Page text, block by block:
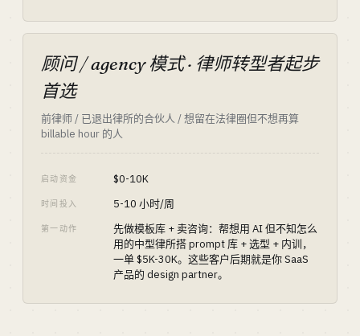
顾问 / agency 模式 · 律师转型者起步
首选
前律师 / 已退出律所的合伙人 / 想留在法律圈但不想再算
billable hour 的人
启动资金 $0-10K
时间投入 5-10 小时/周
第一动作
先做模板库 + 卖咨询：帮想用 AI 但不知怎么
用的中型律所搭 prompt 库 + 选型 + 内训，
一单 $5K-30K。这些客户后期就是你 SaaS
产品的 design partner。